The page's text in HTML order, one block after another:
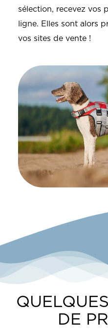
sélection, recevez vos
ligne. Elles sont alors
vos sites de vente !
DE